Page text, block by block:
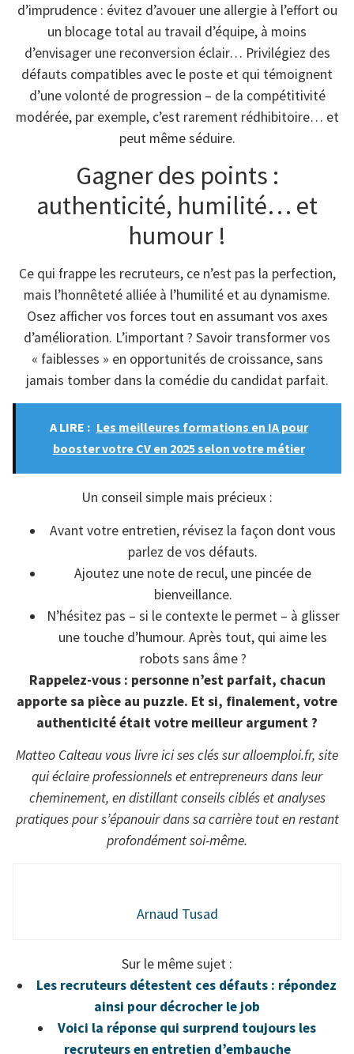
d’imprudence : évitez d’avouer une allergie à l’effort ou
un blocage total au travail d’équipe, à moins
d’envisager une reconversion éclair… Privilégiez des
défauts compatibles avec le poste et qui témoignent
d’une volonté de progression – de la compétitivité
modérée, par exemple, c’est rarement rédhibitoire… et
peut même séduire.
Gagner des points :
authenticité, humilité… et
humour !
Ce qui frappe les recruteurs, ce n’est pas la perfection,
mais l’honnêteté alliée à l’humilité et au dynamisme.
Osez afficher vos forces tout en assumant vos axes
d’amélioration. L’important ? Savoir transformer vos
« faiblesses » en opportunités de croissance, sans
jamais tomber dans la comédie du candidat parfait.
A LIRE : Les meilleures formations en IA pour
booster votre CV en 2025 selon votre métier
Un conseil simple mais précieux :
Avant votre entretien, révisez la façon dont vous
parlez de vos défauts.
Ajoutez une note de recul, une pincée de
bienveillance.
N’hésitez pas – si le contexte le permet – à glisser
une touche d’humour. Après tout, qui aime les
robots sans âme ?
Rappelez-vous : personne n’est parfait, chacun
apporte sa pièce au puzzle. Et si, finalement, votre
authenticité était votre meilleur argument ?
Matteo Calteau vous livre ici ses clés sur alloemploi.fr, site
qui éclaire professionnels et entrepreneurs dans leur
cheminement, en distillant conseils ciblés et analyses
pratiques pour s’épanouir dans sa carrière tout en restant
profondément soi-même.
Arnaud Tusad
Sur le même sujet :
Les recruteurs détestent ces défauts : répondez
ainsi pour décrocher le job
Voici la réponse qui surprend toujours les
recruteurs en entretien d’embauche